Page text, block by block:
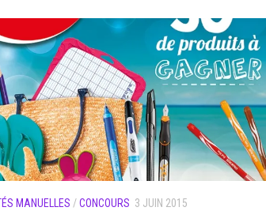
MANUELLES /CONCOURS 3 JUIN 2015